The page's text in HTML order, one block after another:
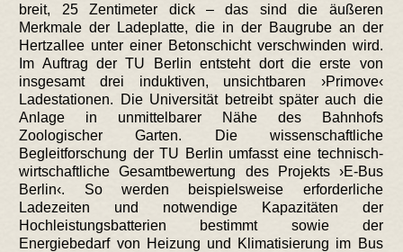
breit, 25 Zentimeter dick – das sind die äußeren
Merkmale der Ladeplatte, die in der Baugrube an der
Hertzallee unter einer Betonschicht verschwinden wird.
Im Auftrag der TU Berlin entsteht dort die erste von
insgesamt drei induktiven, unsichtbaren ›Primove‹
Ladestationen. Die Universität betreibt später auch die
Anlage in unmittelbarer Nähe des Bahnhofs
Zoologischer Garten. Die wissenschaftliche
Begleitforschung der TU Berlin umfasst eine technisch-
wirtschaftliche Gesamtbewertung des Projekts ›E-Bus
Berlin‹. So werden beispielsweise erforderliche
Ladezeiten und notwendige Kapazitäten der
Hochleistungsbatterien bestimmt sowie der
Energiebedarf von Heizung und Klimatisierung im Bus